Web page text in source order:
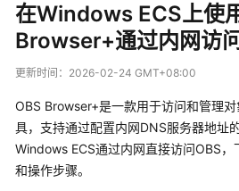
新
动
服
公
告
在Windows ECS上使
Browser+通过内网访
更新时间： 2026-02-24 GMT+08:00
OBS Browser+是一款用于访问和管理
具，支持通过配置内网DNS服务器地址
Windows ECS通过内网直接访问OBS
和操作步骤。